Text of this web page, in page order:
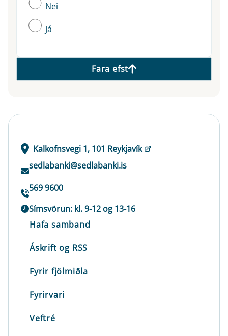
Nei
Já
Fara efst
Kalkofnsvegi 1, 101 Reykjavík
sedlabanki@sedlabanki.is
569 9600
Símsvörun: kl. 9-12 og 13-16
Hafa samband
Áskrift og RSS
Fyrir fjölmiðla
Fyrirvari
Veftré